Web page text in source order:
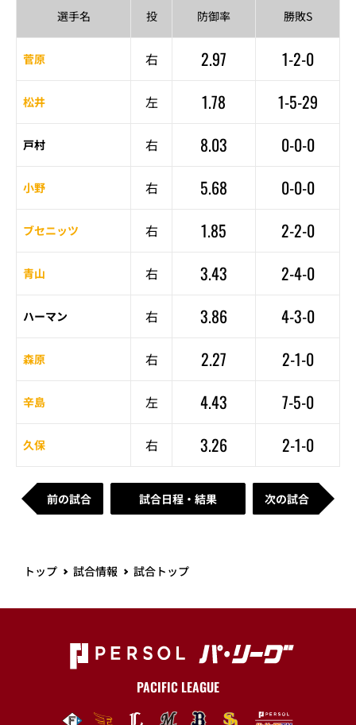
選手名 投 防御率 勝敗S
菅原 右 2.97 1-2-0
松井 左 1.78 1-5-29
戸村 右 8.03 0-0-0
小野 右 5.68 0-0-0
ブセニッツ 右 1.85 2-2-0
青山 右 3.43 2-4-0
ハーマン 右 3.86 4-3-0
森原 右 2.27 2-1-0
辛島 左 4.43 7-5-0
久保 右 3.26 2-1-0
前の試合 試合日程・結果 次の試合
トップ 試合情報 試合トップ
PACIFIC LEAGUE